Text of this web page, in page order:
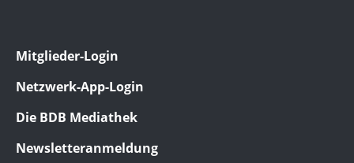
Mitglieder-Login
Netzwerk-App-Login
Die BDB Mediathek
Newsletteranmeldung